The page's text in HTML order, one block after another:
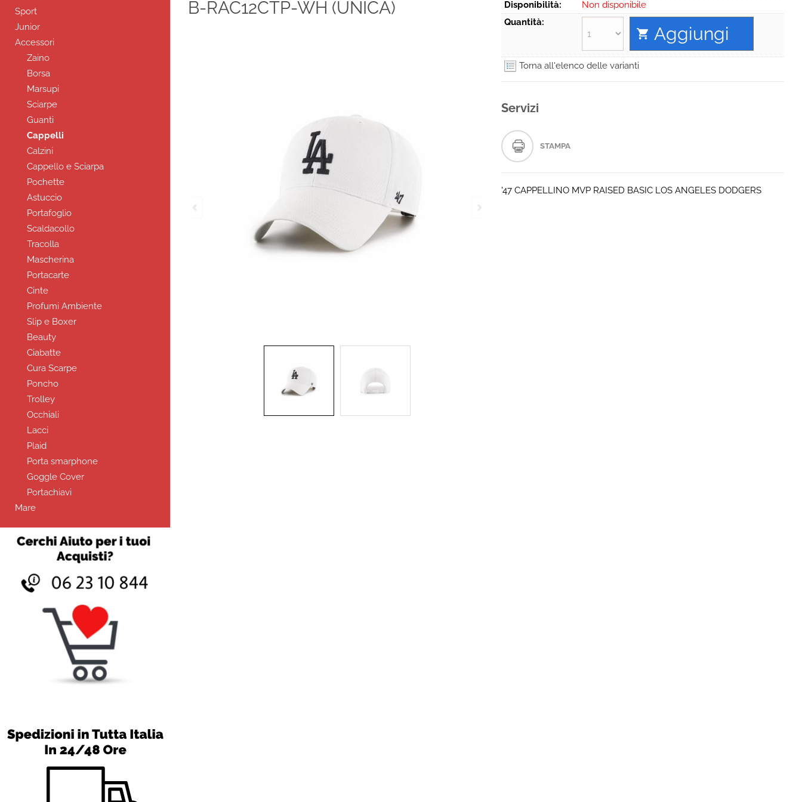
Sport
Junior
Accessori
Zaino
Borsa
Marsupi
Sciarpe
Guanti
Cappelli
Calzini
Cappello e Sciarpa
Pochette
Astuccio
Portafoglio
Scaldacollo
Tracolla
Mascherina
Portacarte
Cinte
Profumi Ambiente
Slip e Boxer
Beauty
Ciabatte
Cura Scarpe
Poncho
Trolley
Occhiali
Lacci
Plaid
Porta smarphone
Goggle Cover
Portachiavi
Mare
B-RAC12CTP-WH (UNICA)
Disponibilità:
Non disponibile
Quantità:
Torna all'elenco delle varianti
Servizi
STAMPA
'47 CAPPELLINO MVP RAISED BASIC LOS ANGELES DODGERS